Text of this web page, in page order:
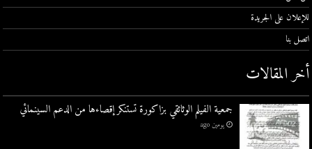
للإعلان على الجريدة
اتصل بنا
أخر المقالات
جمعية الفيلم الوثائقي بزاكورة تستنكر إقصاءها من الدعم السينمائي
يومين ago